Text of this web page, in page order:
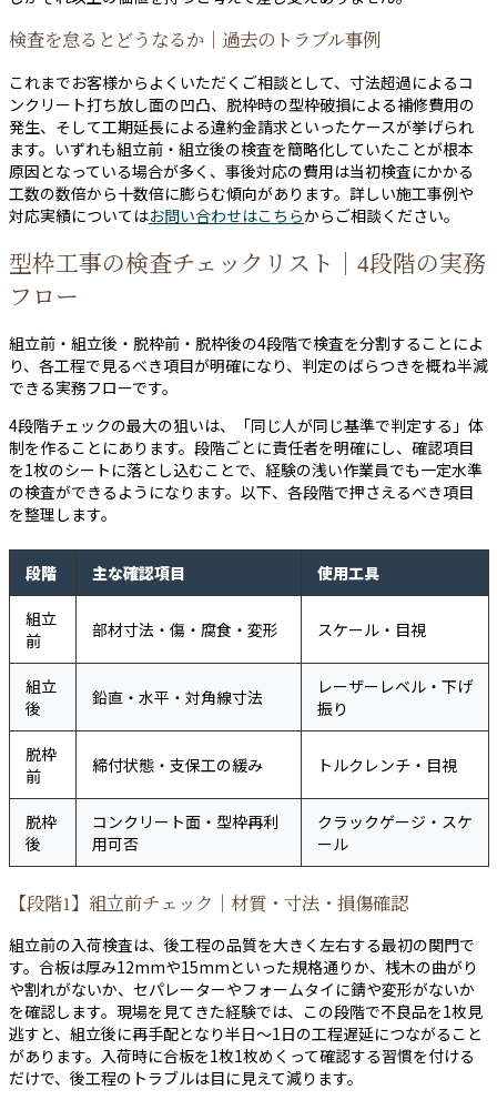
検査を怠るとどうなるか｜過去のトラブル事例
これまでお客様からよくいただくご相談として、寸法超過によるコ
ンクリート打ち放し面の凹凸、脱枠時の型枠破損による補修費用の
発生、そして工期延長による違約金請求といったケースが挙げられ
ます。いずれも組立前・組立後の検査を簡略化していたことが根本
原因となっている場合が多く、事後対応の費用は当初検査にかかる
工数の数倍から十数倍に膨らむ傾向があります。詳しい施工事例や
対応実績についてはお問い合わせはこちらからご相談ください。
型枠工事の検査チェックリスト｜4段階の実務
フロー
組立前・組立後・脱枠前・脱枠後の4段階で検査を分割することによ
り、各工程で見るべき項目が明確になり、判定のばらつきを概ね半減
できる実務フローです。
4段階チェックの最大の狙いは、「同じ人が同じ基準で判定する」体
制を作ることにあります。段階ごとに責任者を明確にし、確認項目
を1枚のシートに落とし込むことで、経験の浅い作業員でも一定水準
の検査ができるようになります。以下、各段階で押さえるべき項目
を整理します。
段階 主な確認項目 使用工具
組立
前
部材寸法・傷・腐食・変形 スケール・目視
組立
後
鉛直・水平・対角線寸法
レーザーレベル・下げ
振り
脱枠
前
締付状態・支保工の緩み トルクレンチ・目視
脱枠
後
コンクリート面・型枠再利
用可否
クラックゲージ・スケ
ール
【段階1】組立前チェック｜材質・寸法・損傷確認
組立前の入荷検査は、後工程の品質を大きく左右する最初の関門で
す。合板は厚み12mmや15mmといった規格通りか、桟木の曲がり
や割れがないか、セパレーターやフォームタイに錆や変形がないか
を確認します。現場を見てきた経験では、この段階で不良品を1枚見
逃すと、組立後に再手配となり半日〜1日の工程遅延につながること
があります。入荷時に合板を1枚1枚めくって確認する習慣を付ける
だけで、後工程のトラブルは目に見えて減ります。